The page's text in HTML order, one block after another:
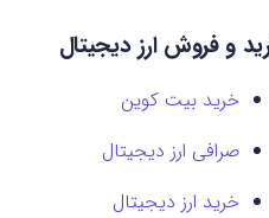
و فروش ارز دیجیتال
خرید بیت کوین
صرافی ارز دیجیتال
خرید ارز دیجیتال